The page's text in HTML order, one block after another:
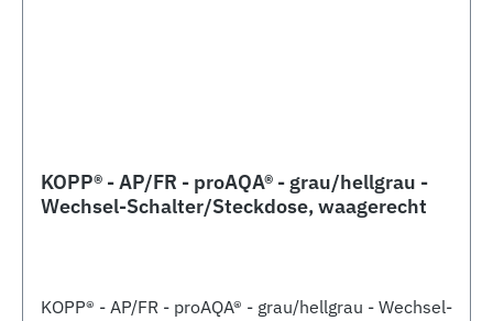
KOPP® - AP/FR - proAQA® - grau/hellgrau -
Wechsel-Schalter/Steckdose, waagerecht
KOPP® - AP/FR - proAQA® - grau/hellgrau - Wechsel-